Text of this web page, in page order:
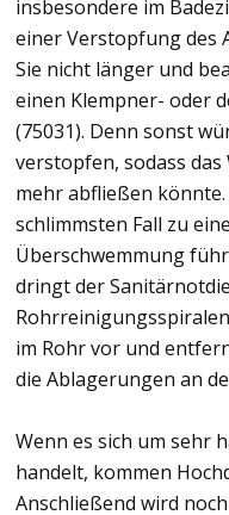
insbesondere im
einer Verstopfung des
Sie nicht länger und
einen Klempner- oder
(75031). Denn sonst
verstopfen, sodass
mehr abfließen
schlimmsten Fall zu
Überschwemmung
dringt der
im Rohr vor und
die Ablagerungen an
Wenn es sich um sehr
handelt, kommen
Anschließend wird